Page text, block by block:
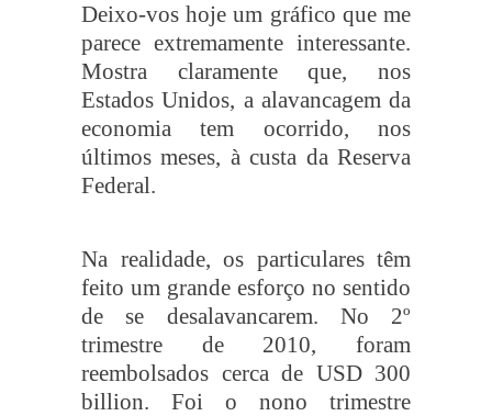
Deixo-vos hoje um gráfico que me
parece extremamente interessante.
Mostra claramente que, nos
Estados Unidos, a alavancagem da
economia tem ocorrido, nos
últimos meses, à custa da Reserva
Federal.
Na realidade, os particulares têm
feito um grande esforço no sentido
de se desalavancarem. No 2º
trimestre de 2010, foram
reembolsados cerca de USD 300
billion. Foi o nono trimestre